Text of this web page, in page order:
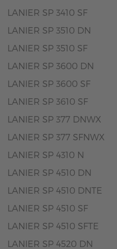
LANIER SP 3410 SF
LANIER SP 3510 DN
LANIER SP 3510 SF
LANIER SP 3600 DN
LANIER SP 3600 SF
LANIER SP 3610 SF
LANIER SP 377 DNWX
LANIER SP 377 SFNWX
LANIER SP 4310 N
LANIER SP 4510 DN
LANIER SP 4510 DNTE
LANIER SP 4510 SF
LANIER SP 4510 SFTE
LANIER SP 4520 DN